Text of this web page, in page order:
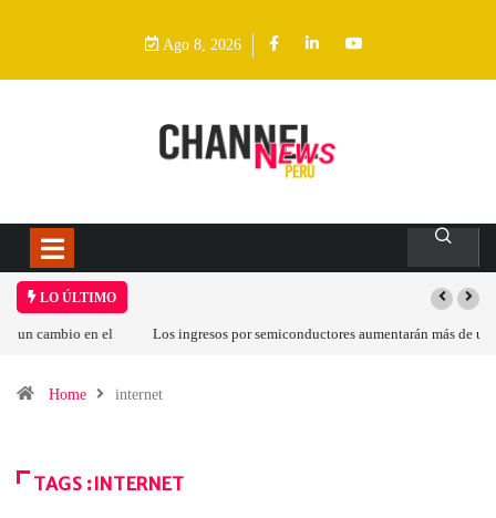
Ago 8, 2026
LO ÚLTIMO
Los ingresos por semiconductores aumentarán más de un 94 % en 2026
Home internet
TAGS :INTERNET